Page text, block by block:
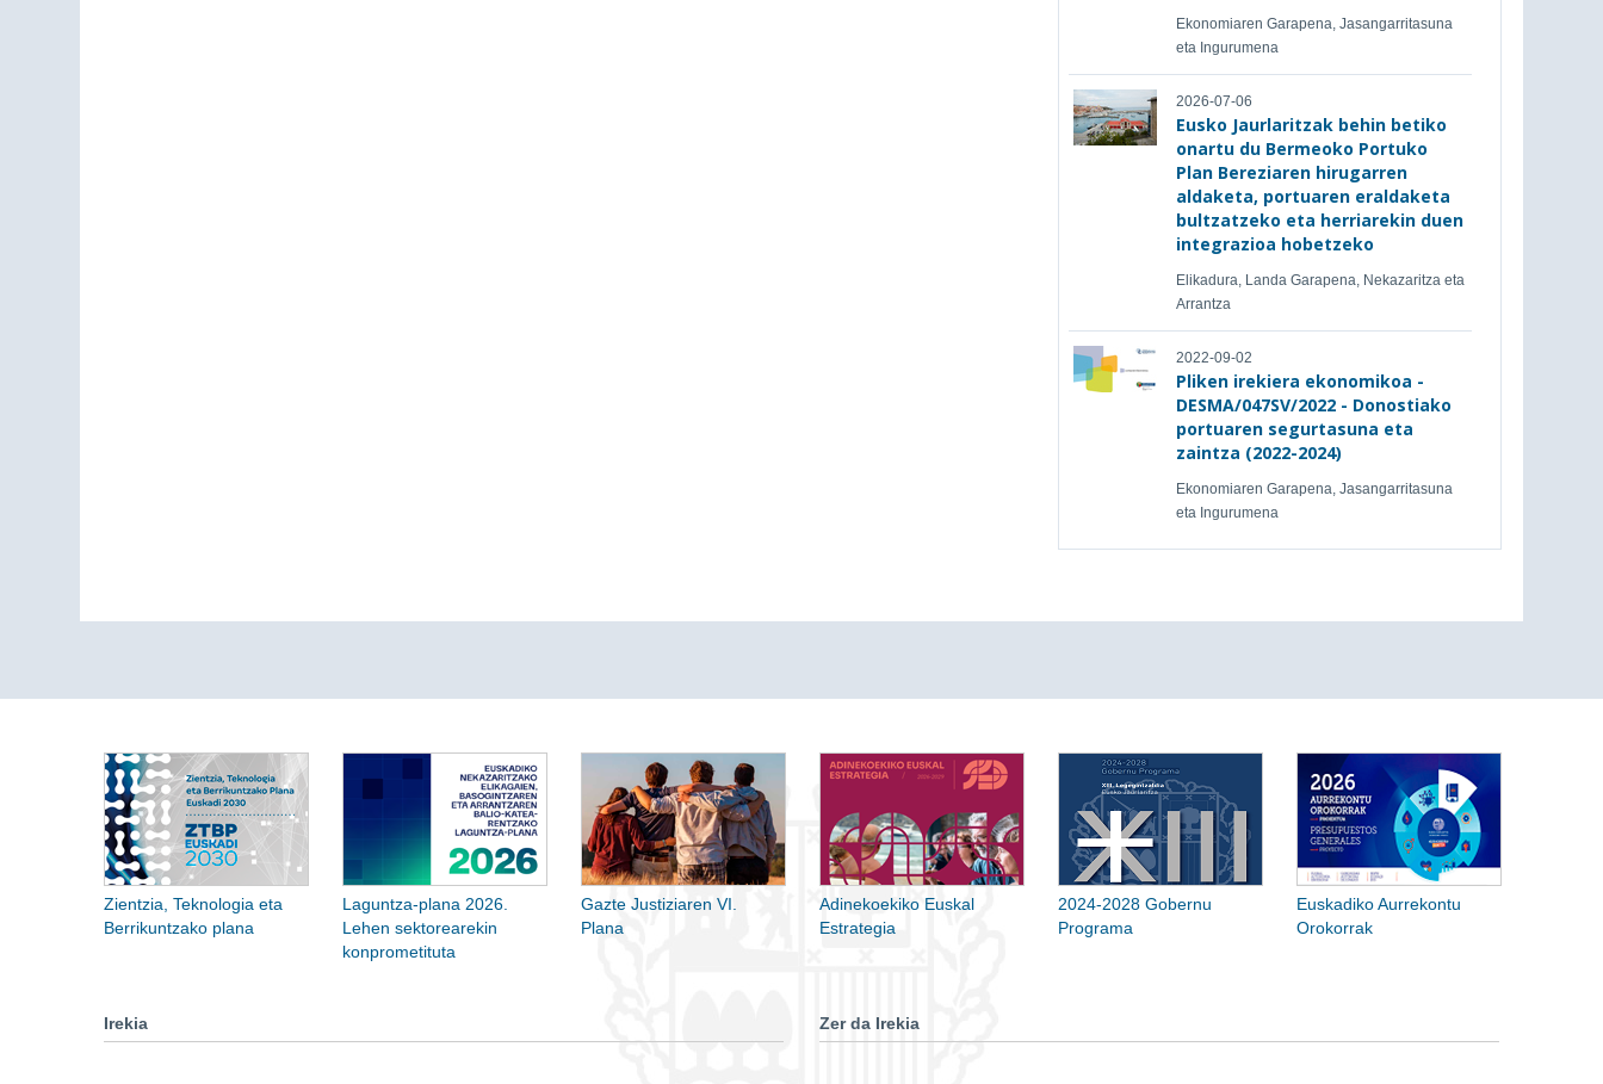
Ekonomiaren Garapena, Jasangarritasuna
eta Ingurumena
2026-07-06
Eusko Jaurlaritzak behin betiko
onartu du Bermeoko Portuko
Plan Bereziaren hirugarren
aldaketa, portuaren eraldaketa
bultzatzeko eta herriarekin duen
integrazioa hobetzeko
Elikadura, Landa Garapena, Nekazaritza eta
Arrantza
2022-09-02
Pliken irekiera ekonomikoa -
DESMA/047SV/2022 - Donostiako
portuaren segurtasuna eta
zaintza (2022-2024)
Ekonomiaren Garapena, Jasangarritasuna
eta Ingurumena
Zientzia, Teknologia eta
Berrikuntzako plana
Laguntza-plana 2026.
Lehen sektorearekin
konprometituta
Gazte Justiziaren VI.
Plana
Adinekoekiko Euskal
Estrategia
2024-2028 Gobernu
Programa
Euskadiko Aurrekontu
Orokorrak
Irekia Zer da Irekia